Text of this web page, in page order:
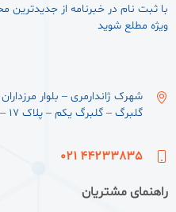
با ثبت نام در خبرنامه از
ویژه مطلع شوید
شهرک ژاندارمری – بلوار مرزداران
گلبرگ – گلبرگ یکم – پلاک ۱۷ – طبقه همکف
44233835 021
راهنمای مشتریان